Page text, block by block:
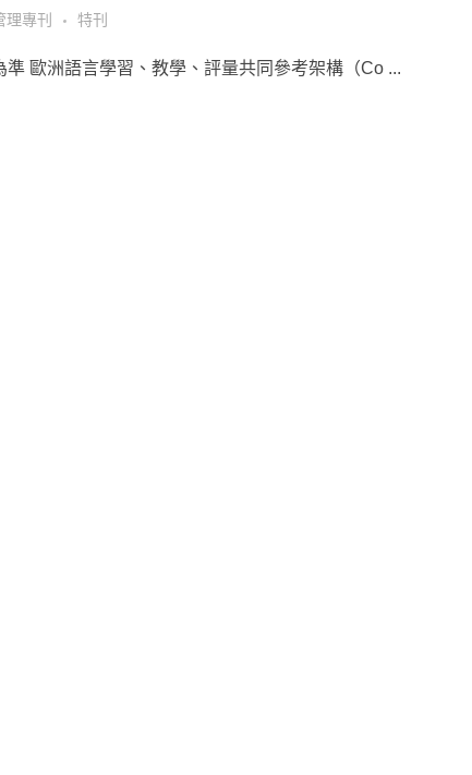
專刊 特刊
歐洲語言學習、教學、評量共同參考架構（Co ...